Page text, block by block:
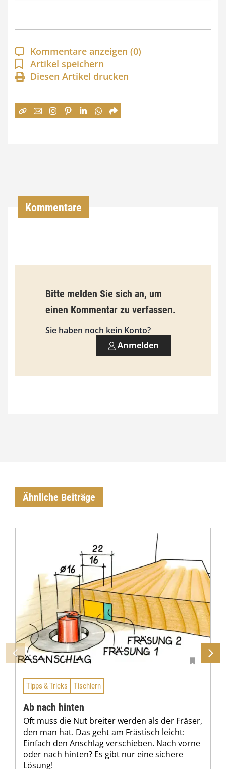
p
a
n
n
:
9
3
0
0
Kommentare anzeigen (0)
Artikel speichern
Diesen Artikel drucken
Kommentare
Bitte melden Sie sich an, um
einen Kommentar zu verfassen.
Sie haben noch kein Konto?
Anmelden
Ähnliche Beiträge
Tipps & Tricks Tischlern
Ab nach hinten
Oft muss die Nut breiter werden als der Fräser,
den man hat. Das geht am Frästisch leicht:
Einfach den Anschlag verschieben. Nach vorne
oder nach hinten? Es gibt nur eine sichere
Lösung!